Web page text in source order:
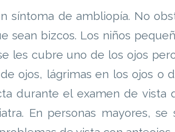
síntoma de ambliopía. No
sean bizcos. Los niños
les cubre uno de los ojos
ojos, lágrimas en los ojos o
durante el examen de vista
En personas mayores, se